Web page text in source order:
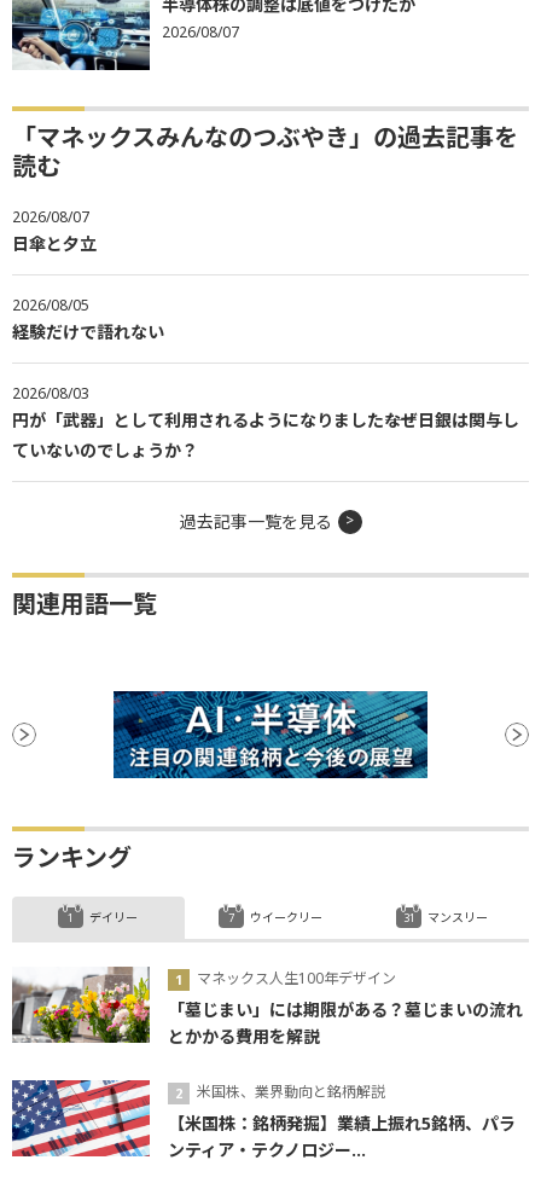
2026/08/07
「マネックスみんなのつぶやき」の過去記事を
読む
2026/08/07
日傘と夕立
2026/08/05
経験だけで語れない
2026/08/03
円が「武器」として利用されるようになりました――なぜ日銀は関与し
ていないのでしょうか？
過去記事一覧を見る
関連用語一覧
ランキング
デイリー
マネックス人生100年デザイン
「墓じまい」には期限がある？墓じまいの流れ
とかかる費用を解説
米国株、業界動向と銘柄解説
【米国株：銘柄発掘】業績上振れ5銘柄、パラ
ンティア・テクノロジー...
ウイークリー マンスリー